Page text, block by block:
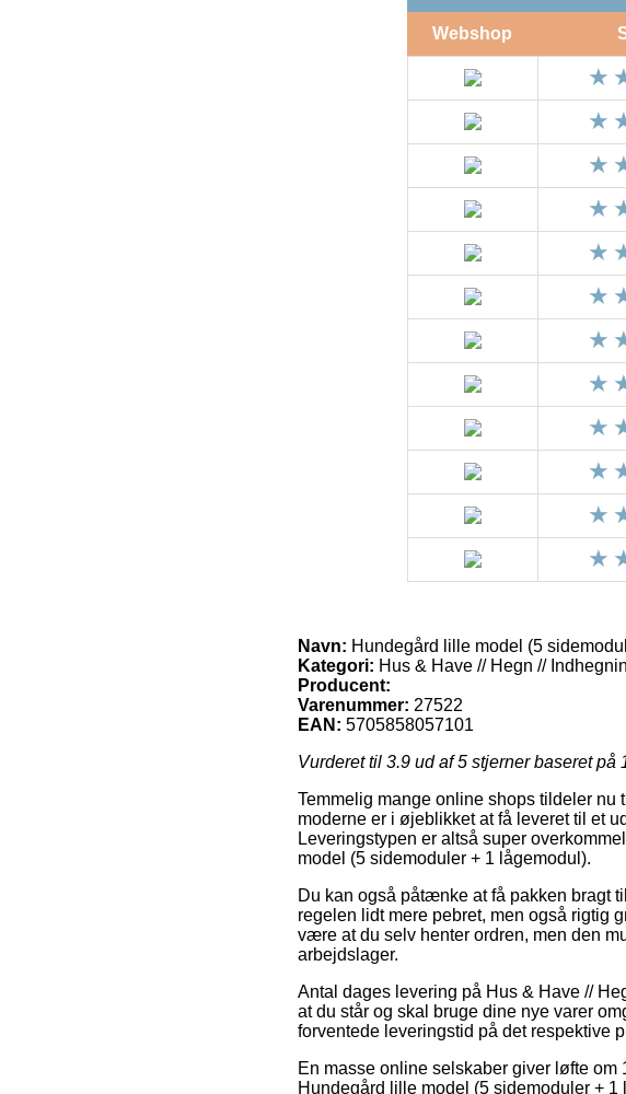
Webshop
Navn: Hundegård lille model (5
Kategori: Hus & Have // Hegn //
Producent:
Varenummer: 27522
EAN: 5705858057101
Vurderet til 3.9 ud af 5 stjerner baseret på
Temmelig mange online shops tildeler
moderne er i øjeblikket at få leveret til et
Leveringstypen er altså super
model (5 sidemoduler + 1 lågemodul).
Du kan også påtænke at få pakken bragt
regelen lidt mere pebret, men også rigtig
være at du selv henter ordren, men den
arbejdslager.
Antal dages levering på Hus & Have //
at du står og skal bruge dine nye varer
forventede leveringstid på det respektive
En masse online selskaber giver løfte
Hundegård lille model (5 sidemoduler +